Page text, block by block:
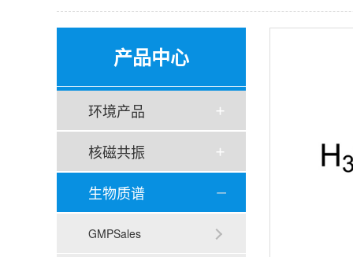
产品中心
环境产品
核磁共振
生物质谱
GMPSales